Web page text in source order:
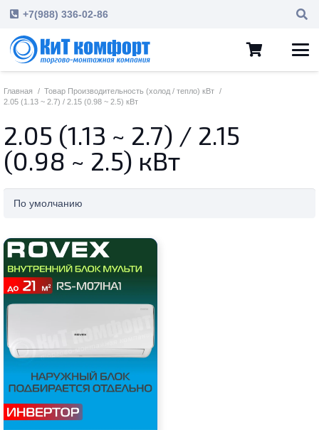
+7(988) 336-02-86
Главная / Товар Производительность (холод / тепло) кВт /
2.05 (1.13 ~ 2.7) / 2.15 (0.98 ~ 2.5) кВт
2.05 (1.13 ~ 2.7) / 2.15
(0.98 ~ 2.5) кВт